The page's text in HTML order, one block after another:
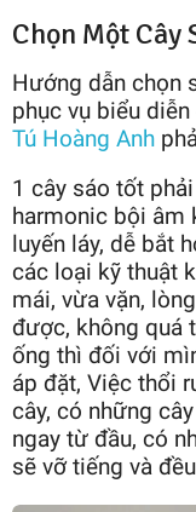
Chọn Một Cây
Hướng dẫn chọn
phục vụ biểu
Tú Hoàng Anh
1 cây sáo tốt
harmonic bội âm
luyến láy, dễ bắt
các loại kỹ thuật
mái, vừa vặn,
được, không quá
ống thì đối với
áp đặt, Việc thổi
cây, có những
ngay từ đầu, có
sẽ vỡ tiếng và